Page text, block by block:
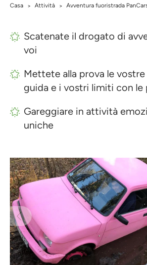
Casa > Attività > Avventura fuoristrada
Scatenate il drogato di
voi
Mettete alla prova le
guida e i vostri limiti con le
Gareggiare in attività
uniche